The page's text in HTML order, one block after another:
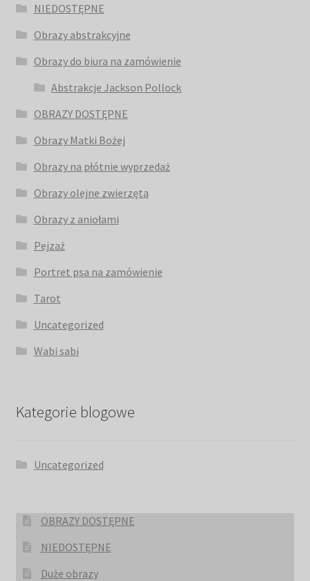
NIEDOSTĘPNE
Obrazy abstrakcyjne
Obrazy do biura na zamówienie
Abstrakcje Jackson Pollock
OBRAZY DOSTĘPNE
Obrazy Matki Bożej
Obrazy na płótnie wyprzedaż
Obrazy olejne zwierzęta
Obrazy z aniołami
Pejzaż
Portret psa na zamówienie
Tarot
Uncategorized
Wabi sabi
Kategorie blogowe
Uncategorized
OBRAZY DOSTĘPNE
NIEDOSTĘPNE
Duże obrazy